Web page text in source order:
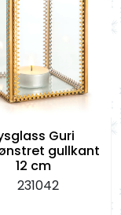
Guri
gullkant
12 cm
231042